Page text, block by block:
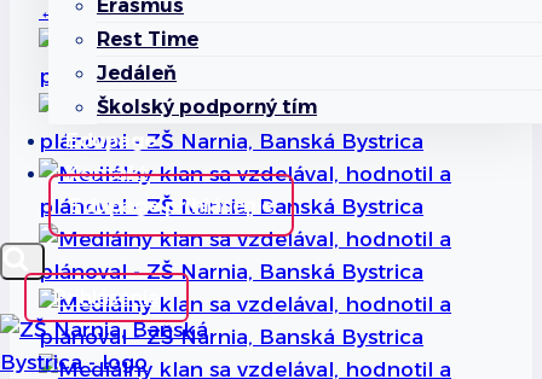
Erasmus
Rest Time
Jedáleň
Školský podporný tím
Edupage
Kontakt
Edupage prihlásenie
Prihlásenie
← Späť na FOTOALBUMY